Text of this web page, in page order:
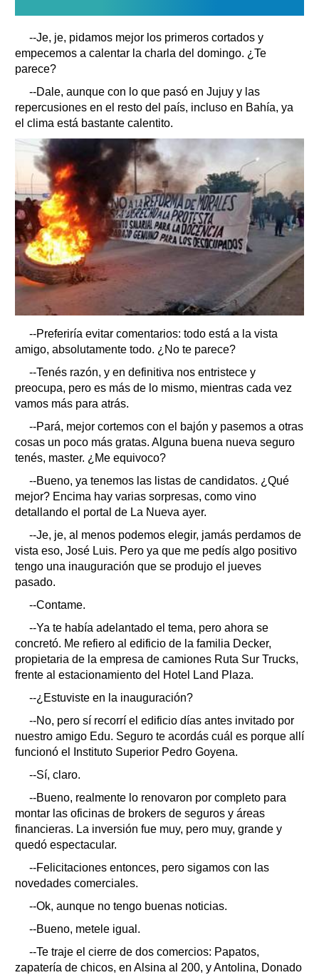
--Je, je, pidamos mejor los primeros cortados y
empecemos a calentar la charla del domingo. ¿Te
parece?
--Dale, aunque con lo que pasó en Jujuy y las
repercusiones en el resto del país, incluso en Bahía, ya
el clima está bastante calentito.
--Preferiría evitar comentarios: todo está a la vista
amigo, absolutamente todo. ¿No te parece?
--Tenés razón, y en definitiva nos entristece y
preocupa, pero es más de lo mismo, mientras cada vez
vamos más para atrás.
--Pará, mejor cortemos con el bajón y pasemos a otras
cosas un poco más gratas. Alguna buena nueva seguro
tenés, master. ¿Me equivoco?
--Bueno, ya tenemos las listas de candidatos. ¿Qué
mejor? Encima hay varias sorpresas, como vino
detallando el portal de La Nueva ayer.
--Je, je, al menos podemos elegir, jamás perdamos de
vista eso, José Luis. Pero ya que me pedís algo positivo
tengo una inauguración que se produjo el jueves
pasado.
--Contame.
--Ya te había adelantado el tema, pero ahora se
concretó. Me refiero al edificio de la familia Decker,
propietaria de la empresa de camiones Ruta Sur Trucks,
frente al estacionamiento del Hotel Land Plaza.
--¿Estuviste en la inauguración?
--No, pero sí recorrí el edificio días antes invitado por
nuestro amigo Edu. Seguro te acordás cuál es porque allí
funcionó el Instituto Superior Pedro Goyena.
--Sí, claro.
--Bueno, realmente lo renovaron por completo para
montar las oficinas de brokers de seguros y áreas
financieras. La inversión fue muy, pero muy, grande y
quedó espectacular.
--Felicitaciones entonces, pero sigamos con las
novedades comerciales.
--Ok, aunque no tengo buenas noticias.
--Bueno, metele igual.
--Te traje el cierre de dos comercios: Papatos,
zapatería de chicos, en Alsina al 200, y Antolina, Donado